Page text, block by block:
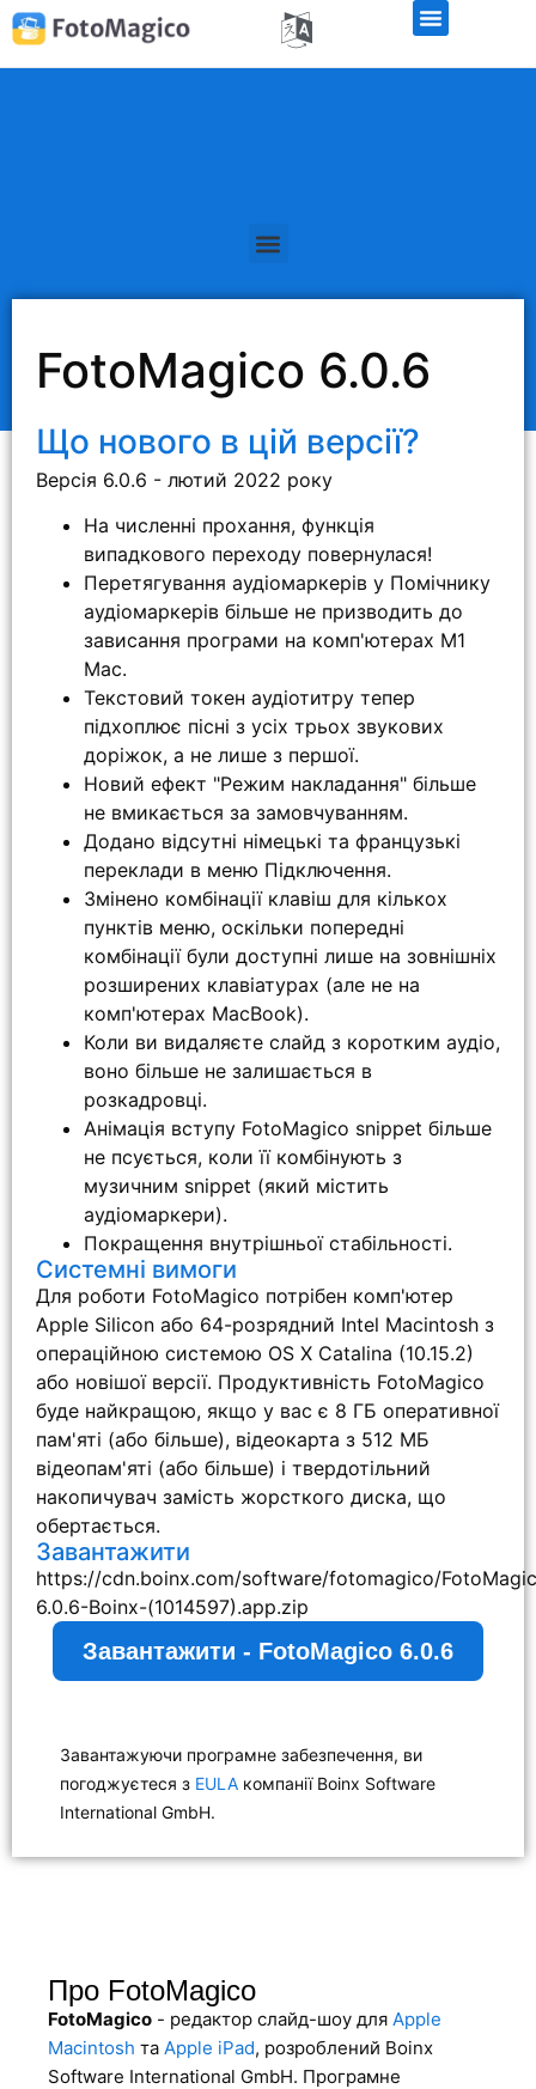
FotoMagico 6.0.6
Що нового в цій версії?
Версія 6.0.6 - лютий 2022 року
На численні прохання, функція
випадкового переходу повернулася!
Перетягування аудіомаркерів у Помічнику
аудіомаркерів більше не призводить до
зависання програми на комп'ютерах M1
Mac.
Текстовий токен аудіотитру тепер
підхоплює пісні з усіх трьох звукових
доріжок, а не лише з першої.
Новий ефект "Режим накладання" більше
не вмикається за замовчуванням.
Додано відсутні німецькі та французькі
переклади в меню Підключення.
Змінено комбінації клавіш для кількох
пунктів меню, оскільки попередні
комбінації були доступні лише на зовнішніх
розширених клавіатурах (але не на
комп'ютерах MacBook).
Коли ви видаляєте слайд з коротким аудіо,
воно більше не залишається в
розкадровці.
Анімація вступу FotoMagico snippet більше
не псується, коли її комбінують з
музичним snippet (який містить
аудіомаркери).
Покращення внутрішньої стабільності.
Системні вимоги
Для роботи FotoMagico потрібен комп'ютер
Apple Silicon або 64-розрядний Intel Macintosh з
операційною системою OS X Catalina (10.15.2)
або новішої версії. Продуктивність FotoMagico
буде найкращою, якщо у вас є 8 ГБ оперативної
пам'яті (або більше), відеокарта з 512 МБ
відеопам'яті (або більше) і твердотільний
накопичувач замість жорсткого диска, що
обертається.
Завантажити
https://cdn.boinx.com/software/fotomagico/
6.0.6-Boinx-(1014597).app.zip
Завантажити - FotoMagico 6.0.6
Завантажуючи програмне забезпечення, ви
погоджуєтеся з EULA компанії Boinx Software
International GmbH.
Про FotoMagico
FotoMagico - редактор слайд-шоу для Apple
Macintosh та Apple iPad, розроблений Boinx
Software International GmbH. Програмне